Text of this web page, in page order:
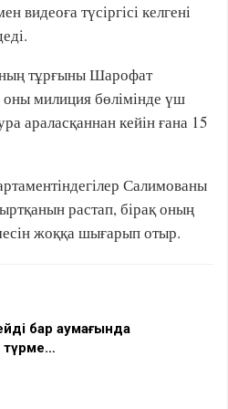
видеоға түсіргісі келгені
тұрғыны Шарофат
милиция бөлімінде үш
араласқаннан кейін ғана 15
Салимованы
растап, бірақ оның
жоққа шығарып отыр.
бар аумағында
түрме…